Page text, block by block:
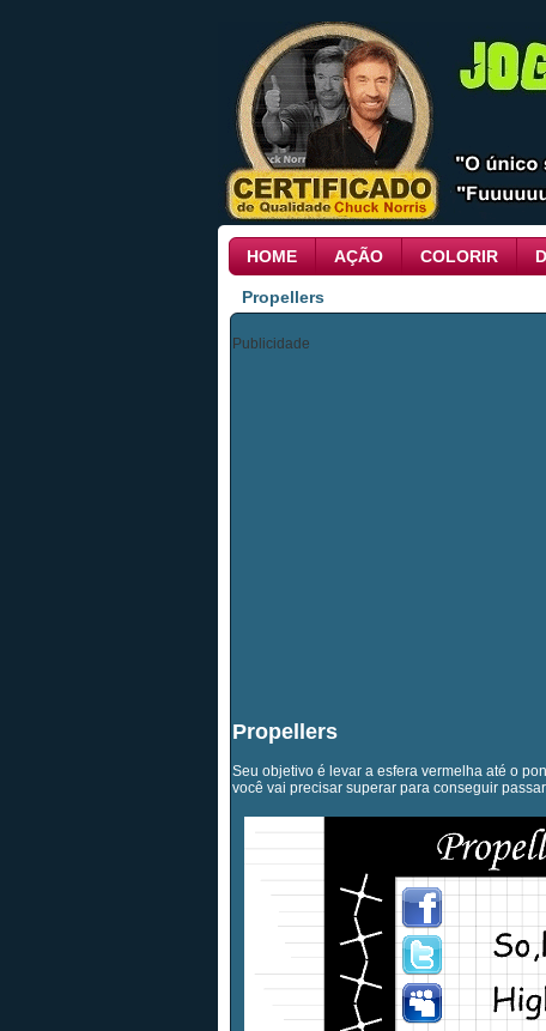
HOME AÇÃO COLORIR
Propellers
Publicidade
Propellers
Seu objetivo é levar a esfera vermelha até o
você vai precisar superar para conseguir